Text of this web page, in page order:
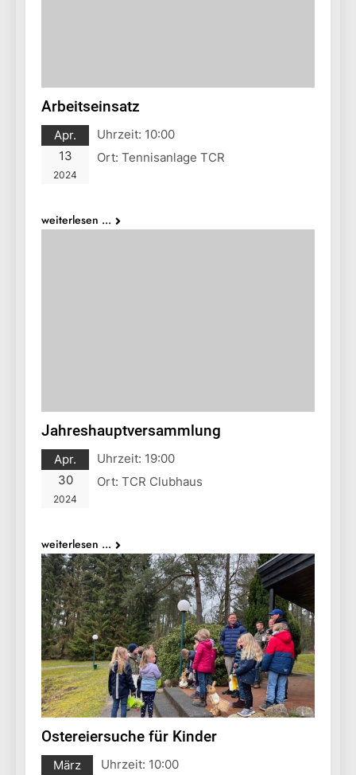
Arbeitseinsatz
Apr.
13
2024
Uhrzeit: 10:00
Ort: Tennisanlage TCR
weiterlesen ...
Jahreshauptversammlung
Apr.
30
2024
Uhrzeit: 19:00
Ort: TCR Clubhaus
weiterlesen ...
Ostereiersuche für Kinder
März
Uhrzeit: 10:00